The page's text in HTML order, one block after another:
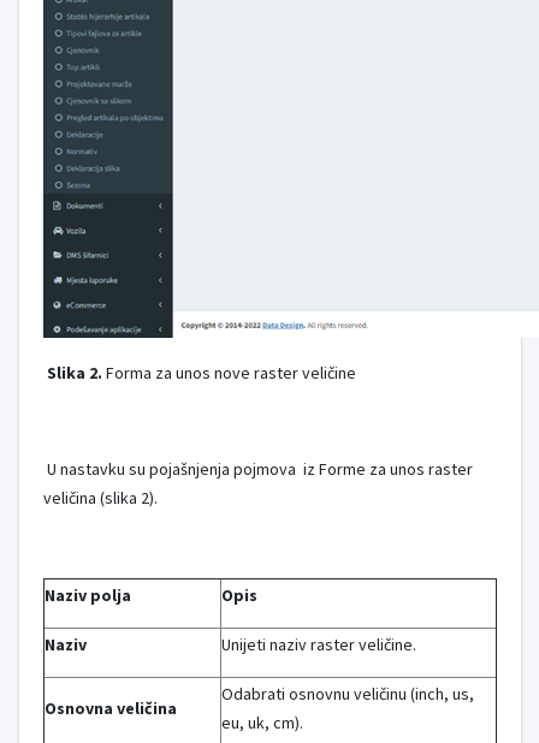
Slika 2. Forma za unos nove raster veličine
U nastavku su pojašnjenja pojmova iz Forme za unos raster
veličina (slika 2).
Naziv polja Opis
Naziv Unijeti naziv raster veličine.
Osnovna veličina
Odabrati osnovnu veličinu (inch, us,
eu, uk, cm).